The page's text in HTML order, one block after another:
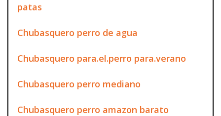
patas
Chubasquero perro de agua
Chubasquero para.el.perro para.verano
Chubasquero perro mediano
Chubasquero perro amazon barato